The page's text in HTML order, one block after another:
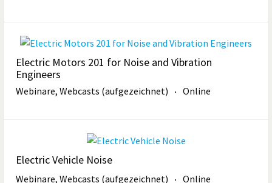
Electric Motors 201 for Noise and Vibration
Engineers
Webinare, Webcasts (aufgezeichnet) Online
Electric Vehicle Noise
Webinare, Webcasts (aufgezeichnet) Online